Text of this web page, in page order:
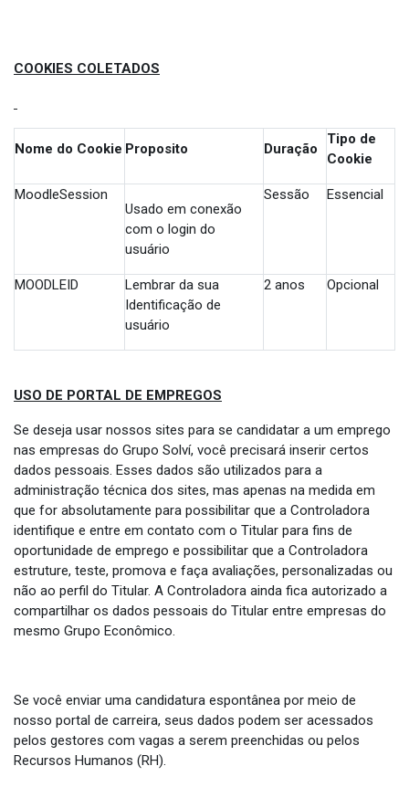
COOKIES COLETADOS
Nome do Cookie Proposito Duração
Tipo de
Cookie
MoodleSession
Usado em conexão
com o login do
usuário
Sessão Essencial
MOODLEID
Lembrar da sua
Identificação de
usuário
2 anos Opcional
USO DE PORTAL DE EMPREGOS
Se deseja usar nossos sites para se candidatar a um emprego
nas empresas do Grupo Solví, você precisará inserir certos
dados pessoais. Esses dados são utilizados para a
administração técnica dos sites, mas apenas na medida em
que for absolutamente para possibilitar que a Controladora
identifique e entre em contato com o Titular para fins de
oportunidade de emprego e possibilitar que a Controladora
estruture, teste, promova e faça avaliações, personalizadas ou
não ao perfil do Titular. A Controladora ainda fica autorizado a
compartilhar os dados pessoais do Titular entre empresas do
mesmo Grupo Econômico.
Se você enviar uma candidatura espontânea por meio de
nosso portal de carreira, seus dados podem ser acessados
pelos gestores com vagas a serem preenchidas ou pelos
Recursos Humanos (RH).